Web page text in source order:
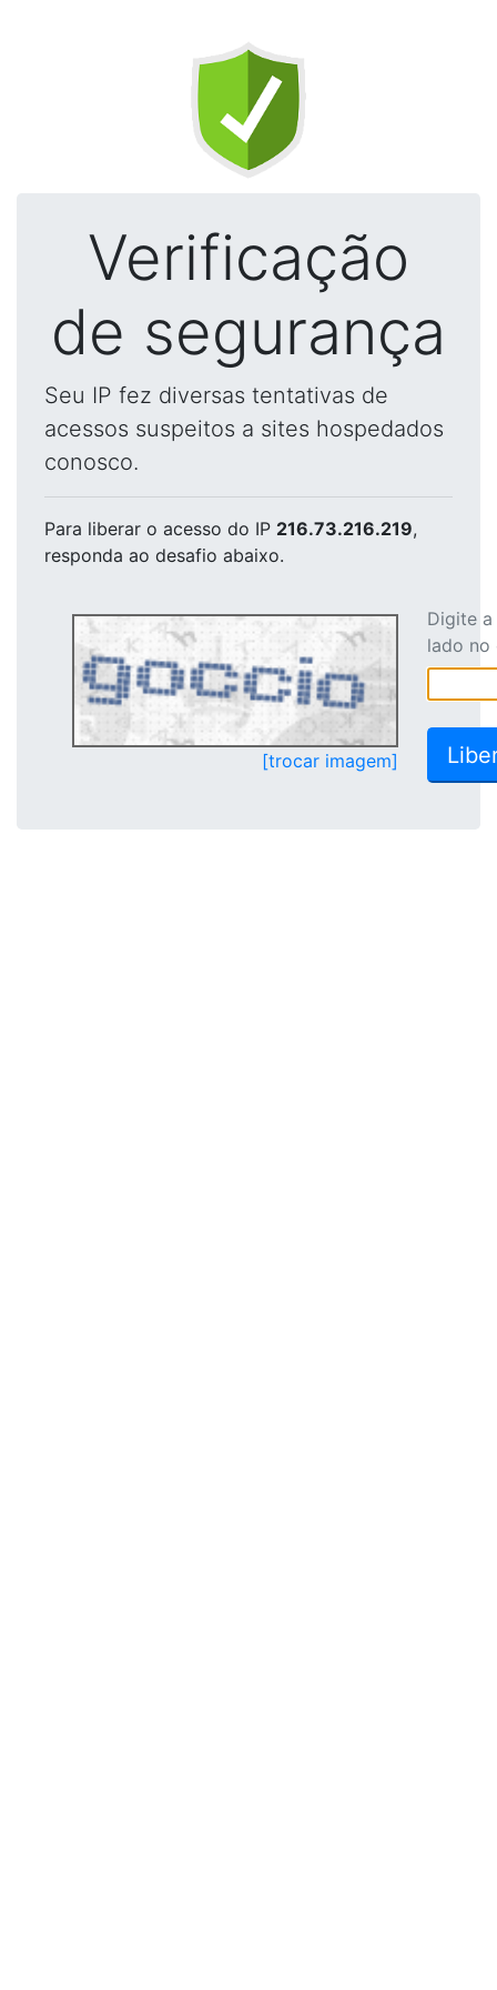
Verificação
de segurança
Seu IP fez diversas tentativas de
acessos suspeitos a sites hospedados
conosco.
Para liberar o acesso do IP 216.73.216.219,
responda ao desafio abaixo.
[trocar imagem]
Digite
lado no